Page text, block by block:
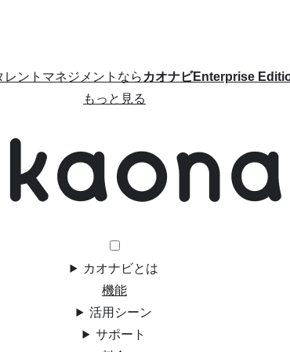
ントマネジメントならカオナビEnterprise
もっと見る
カオナビとは
機能
活用シーン
サポート